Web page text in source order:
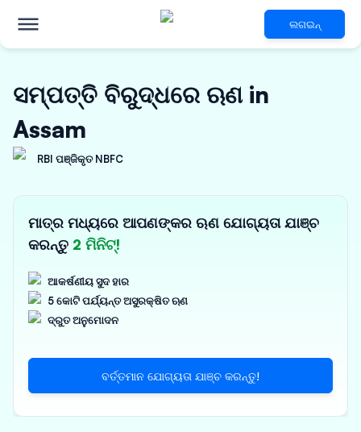
ଲଗଇନ୍
ସମ୍ପତ୍ତି ବିରୁଦ୍ଧରେ ଋଣ in
Assam
RBI ପଞ୍ଜିକୃତ NBFC
ମାତ୍ର ମଧ୍ୟରେ ଆପଣଙ୍କର ଋଣ ଯୋଗ୍ୟତା ଯାଞ୍ଚ
କରନ୍ତୁ 2 ମିନିଟ୍!
ଆକର୍ଷଣୀୟ ସୁଦ ହାର
5 କୋଟି ପର୍ଯ୍ୟନ୍ତ ଅସୁରକ୍ଷିତ ଋଣ
ଦ୍ରୁତ ଅନୁମୋଦନ
ବର୍ତ୍ତମାନ ଯୋଗ୍ୟତା ଯାଞ୍ଚ କରନ୍ତୁ!